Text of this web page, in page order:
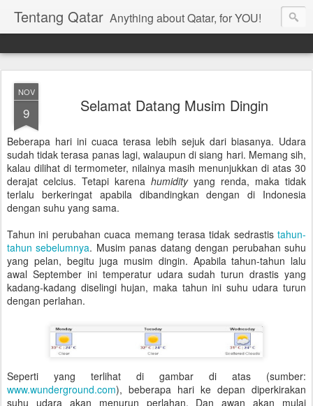
Tentang Qatar Anything about Qatar, for YOU!
NOV
9 Selamat Datang Musim Dingin
Beberapa hari ini cuaca terasa lebih sejuk dari biasanya. Udara
sudah tidak terasa panas lagi, walaupun di siang hari. Memang sih,
kalau dilihat di termometer, nilainya masih menunjukkan di atas 30
derajat celcius. Tetapi karena humidityyang renda, maka tidak
terlalu berkeringat apabila dibandingkan dengan di Indonesia
dengan suhu yang sama.
Tahun ini perubahan cuaca memang terasa tidak sedrastis tahun-
tahun sebelumnya. Musim panas datang dengan perubahan suhu
yang pelan, begitu juga musim dingin. Apabila tahun-tahun lalu
awal September ini temperatur udara sudah turun drastis yang
kadang-kadang diselingi hujan, maka tahun ini suhu udara turun
dengan perlahan.
Seperti yang terlihat di gambar di atas (sumber:
www.wunderground.com), beberapa hari ke depan diperkirakan
suhu udara akan menurun perlahan. Dan awan akan mulai